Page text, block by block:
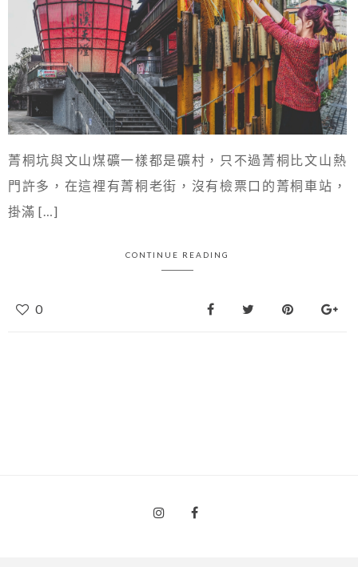
菁桐坑與文山煤礦一樣都是礦村，只不過菁桐比文山熱
門許多，在這裡有菁桐老街，沒有檢票口的菁桐車站，
掛滿 […]
CONTINUE READING
0